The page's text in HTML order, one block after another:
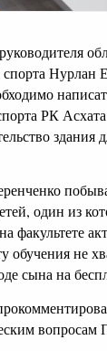
Нурлан
РК
здания
один из
факультете
обучения не
сына на
вопросам